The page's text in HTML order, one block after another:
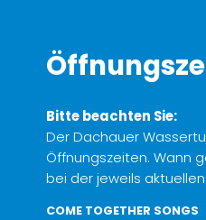
Bitte beachten Sie:
Der Dachauer
Öffnungszeiten. Wann
bei der jeweils
COME TOGETHER SONGS